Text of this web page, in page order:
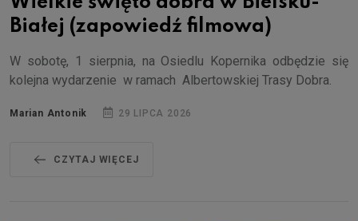
Białej (zapowiedź filmowa)
W sobotę, 1 sierpnia, na Osiedlu Kopernika odbędzie się
kolejna wydarzenie w ramach Albertowskiej Trasy Dobra.
Marian Antonik 29 LIPCA 2026
CZYTAJ WIĘCEJ